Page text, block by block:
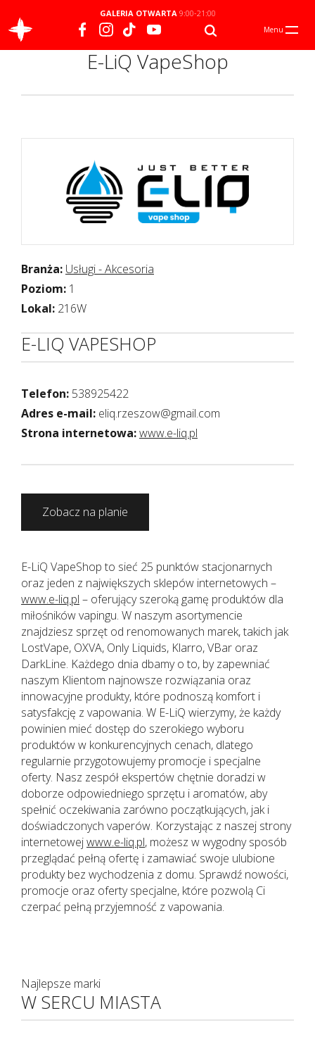
GALERIA OTWARTA9:00-21:00
Menu
E-LiQ VapeShop
Branża: Usługi - Akcesoria
Poziom: 1
Lokal: 216W
E-LIQ VAPESHOP
Telefon: 538925422
Adres e-mail: eliq.rzeszow@gmail.com
Strona internetowa:www.e-liq.pl
Zobacz na planie
E-LiQ VapeShop to sieć 25 punktów stacjonarnych
oraz jeden z największych sklepów internetowych –
www.e-liq.pl – oferujący szeroką gamę produktów dla
miłośników vapingu. W naszym asortymencie
znajdziesz sprzęt od renomowanych marek, takich jak
LostVape, OXVA, Only Liquids, Klarro, VBar oraz
DarkLine. Każdego dnia dbamy o to, by zapewniać
naszym Klientom najnowsze rozwiązania oraz
innowacyjne produkty, które podnoszą komfort i
satysfakcję z vapowania. W E-LiQ wierzymy, że każdy
powinien mieć dostęp do szerokiego wyboru
produktów w konkurencyjnych cenach, dlatego
regularnie przygotowujemy promocje i specjalne
oferty. Nasz zespół ekspertów chętnie doradzi w
doborze odpowiedniego sprzętu i aromatów, aby
spełnić oczekiwania zarówno początkujących, jak i
doświadczonych vaperów. Korzystając z naszej strony
internetowejwww.e-liq.pl, możesz w wygodny sposób
przeglądać pełną ofertę i zamawiać swoje ulubione
produkty bez wychodzenia z domu. Sprawdź nowości,
promocje oraz oferty specjalne, które pozwolą Ci
czerpać pełną przyjemność z vapowania.
Najlepsze marki
W SERCU MIASTA